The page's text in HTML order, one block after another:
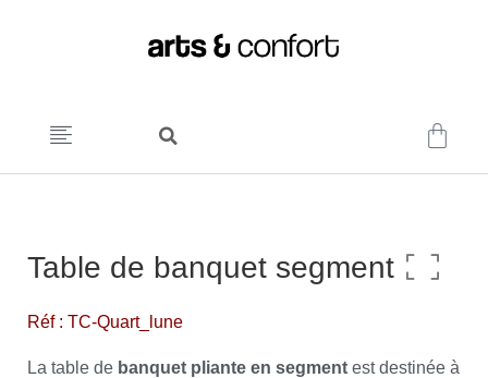
Table de banquet segment
Réf : TC-Quart_lune
La table de banquet pliante en segment est destinée à